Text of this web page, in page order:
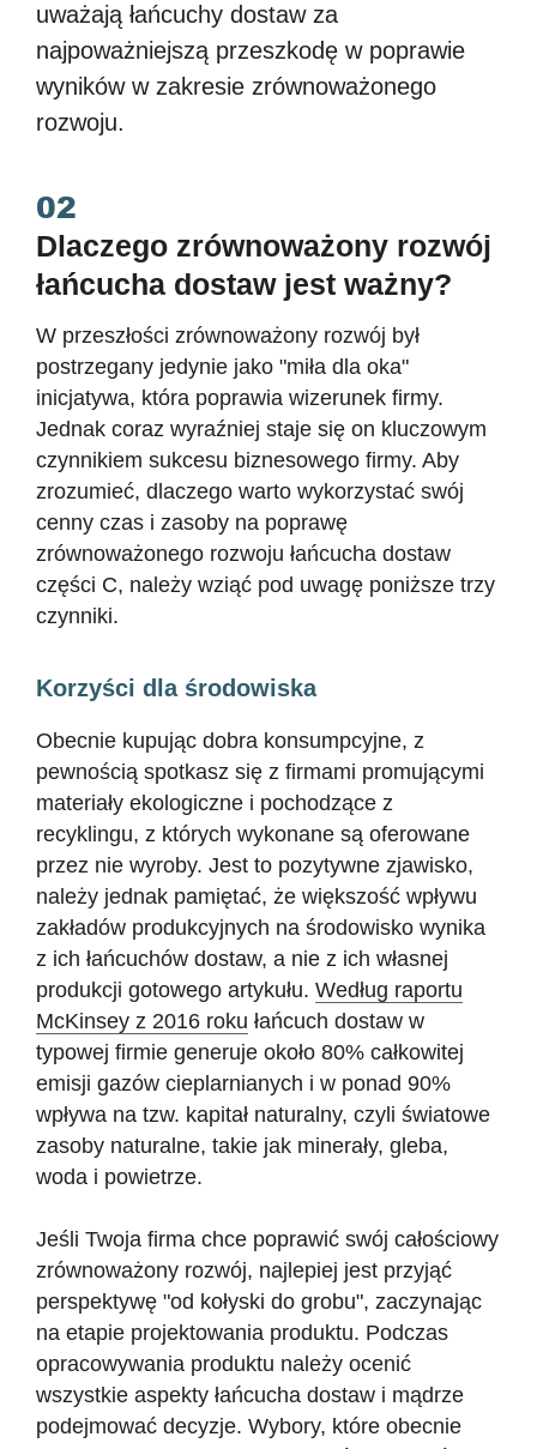
uważają łańcuchy dostaw za
najpoważniejszą przeszkodę w poprawie
wyników w zakresie zrównoważonego
rozwoju.
02
Dlaczego zrównoważony rozwój
łańcucha dostaw jest ważny?
W przeszłości zrównoważony rozwój był
postrzegany jedynie jako "miła dla oka"
inicjatywa, która poprawia wizerunek firmy.
Jednak coraz wyraźniej staje się on kluczowym
czynnikiem sukcesu biznesowego firmy. Aby
zrozumieć, dlaczego warto wykorzystać swój
cenny czas i zasoby na poprawę
zrównoważonego rozwoju łańcucha dostaw
części C, należy wziąć pod uwagę poniższe trzy
czynniki.
Korzyści dla środowiska
Obecnie kupując dobra konsumpcyjne, z
pewnością spotkasz się z firmami promującymi
materiały ekologiczne i pochodzące z
recyklingu, z których wykonane są oferowane
przez nie wyroby. Jest to pozytywne zjawisko,
należy jednak pamiętać, że większość wpływu
zakładów produkcyjnych na środowisko wynika
z ich łańcuchów dostaw, a nie z ich własnej
produkcji gotowego artykułu. Według raportu
McKinsey z 2016 roku łańcuch dostaw w
typowej firmie generuje około 80% całkowitej
emisji gazów cieplarnianych i w ponad 90%
wpływa na tzw. kapitał naturalny, czyli światowe
zasoby naturalne, takie jak minerały, gleba,
woda i powietrze.
Jeśli Twoja firma chce poprawić swój całościowy
zrównoważony rozwój, najlepiej jest przyjąć
perspektywę "od kołyski do grobu", zaczynając
na etapie projektowania produktu. Podczas
opracowywania produktu należy ocenić
wszystkie aspekty łańcucha dostaw i mądrze
podejmować decyzje. Wybory, które obecnie